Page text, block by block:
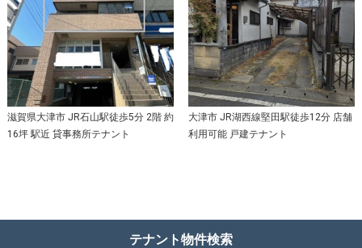
滋賀県大津市 JR石山駅徒歩5分 2階 約
16坪 駅近 貸事務所テナント
大津市 JR湖西線堅田駅徒歩12分 店舗
利用可能 戸建テナント
テナント物件検索